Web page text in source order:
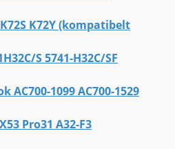
K72S K72Y (kompatibelt
S 5741-H32C/SF
AC700-1099 AC700-1529
Pro31 A32-F3